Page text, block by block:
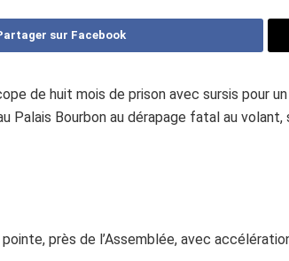
sur Facebook
de huit mois de prison avec sursis pour
Palais Bourbon au dérapage fatal au volant,
près de l’Assemblée, avec